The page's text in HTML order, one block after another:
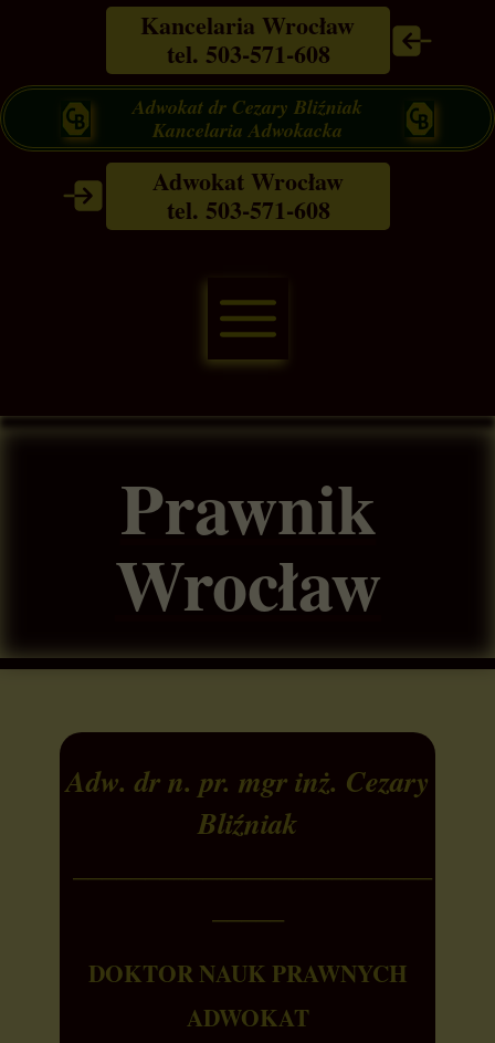
Adwokat Wrocław
tel. 503-571-608
Kancelaria Wrocław
tel. 503-571-608
Adwokat dr Cezary Bliźniak
Kancelaria Adwokacka
Prawnik
Wrocław
Adw. dr n. pr. mgr inż. Cezary
Bliźniak
DOKTOR NAUK PRAWNYCH
ADWOKAT